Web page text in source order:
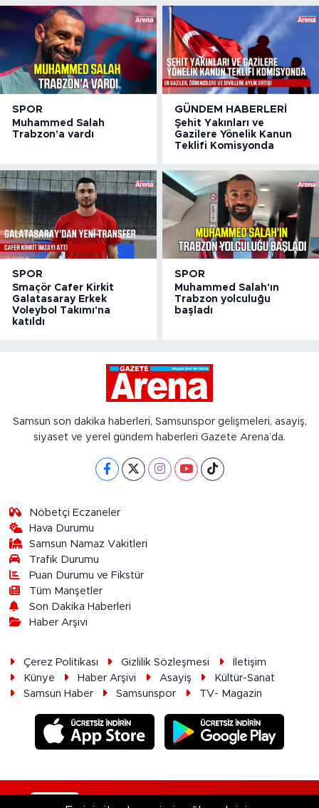
SPOR
Muhammed Salah
Trabzon'a vardı
GÜNDEM HABERLERI
Şehit Yakınları ve
Gazilere Yönelik Kanun
Teklifi Komisyonda
SPOR
Smaçör Cafer Kirkit
Galatasaray Erkek
Voleybol Takımı'na
katıldı
SPOR
Muhammed Salah'ın
Trabzon yolculuğu
başladı
Samsun son dakika haberleri, Samsunspor gelişmeleri, asayiş,
siyaset ve yerel gündem haberleri Gazete Arena’da.
Nöbetçi Eczaneler
Hava Durumu
Samsun Namaz Vakitleri
Trafik Durumu
Puan Durumu ve Fikstür
Tüm Manşetler
Son Dakika Haberleri
Haber Arşivi
Çerez Politikası Gizlilik Sözleşmesi
İletişim
Künye
Haber Arşivi Asayiş
Kültür-Sanat
Samsun Haber
Samsunspor TV- Magazin